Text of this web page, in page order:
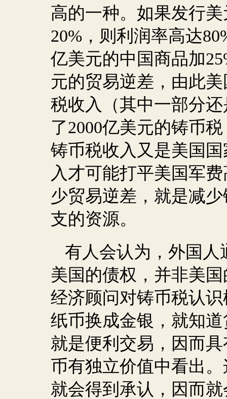
高的一种。如果发行
20% ，则利润率高达
亿美元的中国商品加
元的贸易逆差，由此
税收入（其中一部分
了2000亿美元的铸币
铸币税收入又是美国
入才可能打平美国军
少贸易逆差，就是减
支的资源。
有人会认为，外国
美国的债权，并非美
经济顾问对铸币税认
纸币换成金银，就知
就是便利交易，因而
币有独立价值中看出
就会得到承认，因而